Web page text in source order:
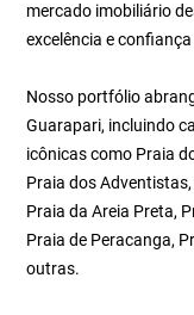
mercado imobiliário
excelência e
Nosso portfólio
Guarapari, incluindo
icônicas como Praia
Praia dos
Praia da Areia Preta,
Praia de Peracanga,
outras.